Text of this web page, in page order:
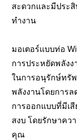
สะดวกและมีประ
ทำงาน
มอเตอร์แบบท่อ
การประหยัดพลัง
ในการอนุรักษ์ทรั
พลังงานโดยการ
การออกแบบที่มีเ
สงบ โดยรักษาคว
คุณ